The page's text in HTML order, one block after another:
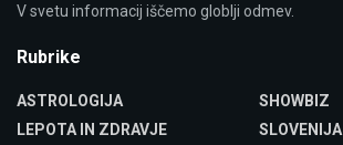
V svetu informacij iščemo globlji odmev.
Rubrike
ASTROLOGIJA
LEPOTA IN ZDRAVJE
SHOWBIZ
SLOVENIJA